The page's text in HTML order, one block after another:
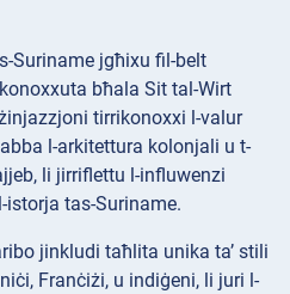
Suriname jgħixu fil-belt
bħala Sit tal-Wirt
tirrikonoxxi l-valur
l-arkitettura kolоnjali u t-
li jirriflettu l-influwenzi
tas-Suriname.
jinkludi taħlita unika ta’ stili
Franċiżi, u indiġeni, li juri l-